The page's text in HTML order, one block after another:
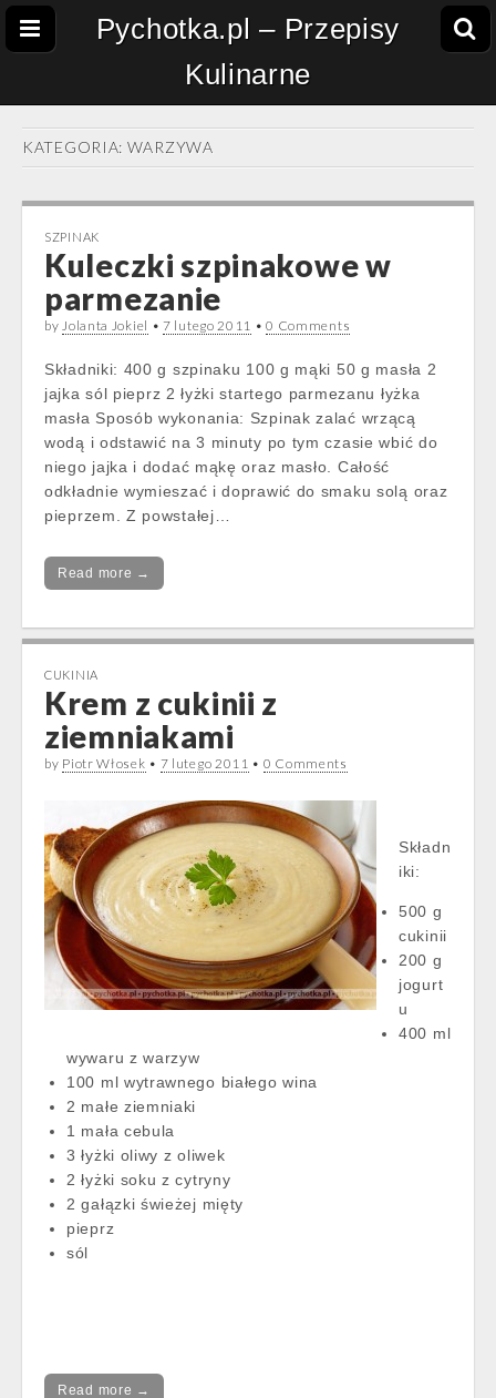
Pychotka.pl – Przepisy
Kulinarne
KATEGORIA: WARZYWA
SZPINAK
Kuleczki szpinakowe w
parmezanie
byJolanta Jokiel •7 lutego 2011 •0 Comments
Składniki: 400 g szpinaku 100 g mąki 50 g masła 2
jajka sól pieprz 2 łyżki startego parmezanu łyżka
masła Sposób wykonania: Szpinak zalać wrzącą
wodą i odstawić na 3 minuty po tym czasie wbić do
niego jajka i dodać mąkę oraz masło. Całość
odkładnie wymieszać i doprawić do smaku solą oraz
pieprzem. Z powstałej…
Read more →
CUKINIA
Krem z cukinii z
ziemniakami
by Piotr Włosek • 7 lutego 2011 • 0 Comments
Składn
iki:
500 g
cukinii
200 g
jogurt
u
400 ml
wywaru z warzyw
100 ml wytrawnego białego wina
2 małe ziemniaki
1 mała cebula
3 łyżki oliwy z oliwek
2 łyżki soku z cytryny
2 gałązki świeżej mięty
pieprz
sól
Read more →